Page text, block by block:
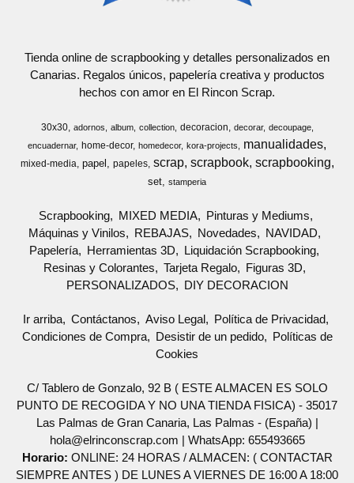
Tienda online de scrapbooking y detalles personalizados en
Canarias. Regalos únicos, papelería creativa y productos
hechos con amor en El Rincon Scrap.
30x30 adornos album collection decoracion decorar
decoupage
encuadernar
home-decor homedecor kora-projects manualidades
mixed-media papel papeles scrap scrapbook scrapbooking
set stamperia
Scrapbooking MIXED MEDIA
Pinturas y Mediums
Máquinas y Vinilos
REBAJAS Novedades
NAVIDAD
Papelería
Herramientas 3D
Liquidación Scrapbooking
Resinas y Colorantes
Tarjeta Regalo
Figuras 3D
PERSONALIZADOS
DIY DECORACION
Ir arriba Contáctanos Aviso Legal
Política de Privacidad
Condiciones de Compra
Desistir de un pedido
Políticas de
Cookies
C/ Tablero de Gonzalo, 92 B ( ESTE ALMACEN ES SOLO
PUNTO DE RECOGIDA Y NO UNA TIENDA FISICA) - 35017
Las Palmas de Gran Canaria, Las Palmas - (España) |
hola@elrinconscrap.com | WhatsApp: 655493665
Horario: ONLINE: 24 HORAS / ALMACEN: ( CONTACTAR
SIEMPRE ANTES ) DE LUNES A VIERNES DE 16:00 A 18:00